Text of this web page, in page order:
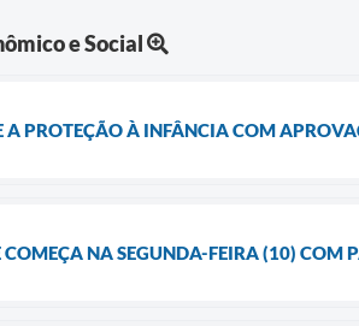
e Social
A PROTEÇÃO À INFÂNCIA COM
NA SEGUNDA-FEIRA (10) COM